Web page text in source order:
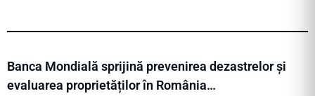
Banca Mondială sprijină prevenirea dezastrelor și
evaluarea proprietăților în România…